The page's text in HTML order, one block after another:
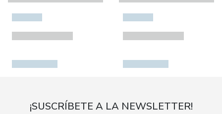
¡SUSCRÍBETE A LA NEWSLETTER!